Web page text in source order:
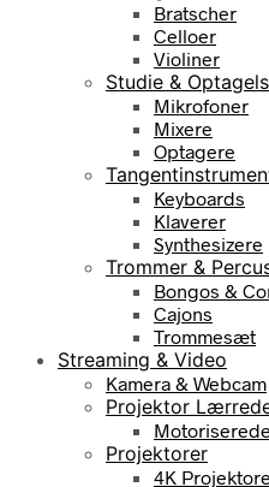
Bratscher
Celloer
Violiner
Studie &
Mikrofoner
Mixere
Optagere
Keyboards
Klaverer
Synthesizere
Trommer &
Bongos &
Cajons
Trommesæt
Streaming & Video
Kamera & Webcam
Projektor
Projektorer
4K